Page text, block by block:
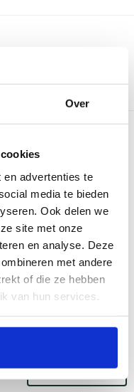
Over
en advertenties te
media te bieden
Ook delen we
site met onze
en analyse. Deze
met andere
of die ze hebben
van hun services.
en chique
is van alle gemakken
groot kookoppervlak.
optimaal gebruiksgemak.
Schrijf een